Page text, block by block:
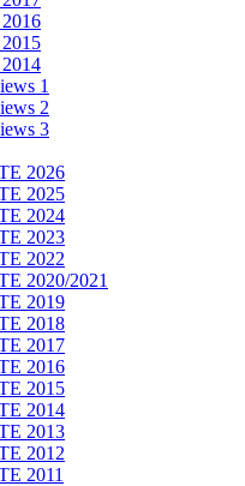
1
2
3
2026
2025
2024
2023
2022
2020/2021
2019
2018
2017
2016
2015
2014
2013
2012
2011